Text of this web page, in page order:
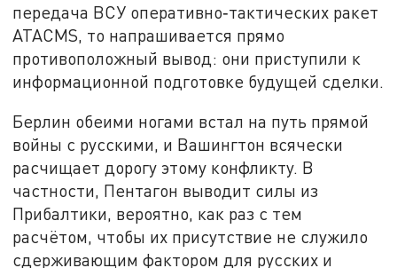
передача ВСУ оперативно‑тактических ракет
ATACMS, то напрашивается прямо
противоположный вывод: они приступили к
информационной подготовке будущей сделки.
Берлин обеими ногами встал на путь прямой
войны с русскими, и Вашингтон всячески
расчищает дорогу этому конфликту. В
частности, Пентагон выводит силы из
Прибалтики, вероятно, как раз с тем
расчётом, чтобы их присутствие не служило
сдерживающим фактором для русских и